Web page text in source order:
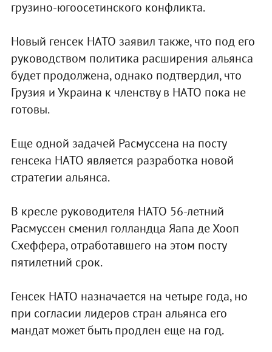
грузино-югоосетинского конфликта.
Новый генсек НАТО заявил также, что под его
руководством политика расширения альянса
будет продолжена, однако подтвердил, что
Грузия и Украина к членству в НАТО пока не
готовы.
Еще одной задачей Расмуссена на посту
генсека НАТО является разработка новой
стратегии альянса.
В кресле руководителя НАТО 56-летний
Расмуссен сменил голландца Яапа де Хооп
Схеффера, отработавшего на этом посту
пятилетний срок.
Генсек НАТО назначается на четыре года, но
при согласии лидеров стран альянса его
мандат может быть продлен еще на год.